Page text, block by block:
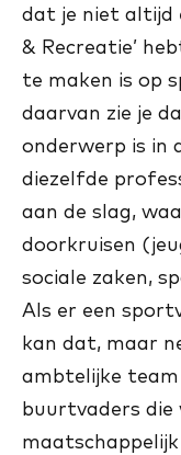
dat je niet altijd
& Recreatie’
te maken is op
daarvan zie je
onderwerp is in
diezelfde
aan de slag,
doorkruisen
sociale zaken,
Als er een
kan dat, maar
ambtelijke
buurtvaders die